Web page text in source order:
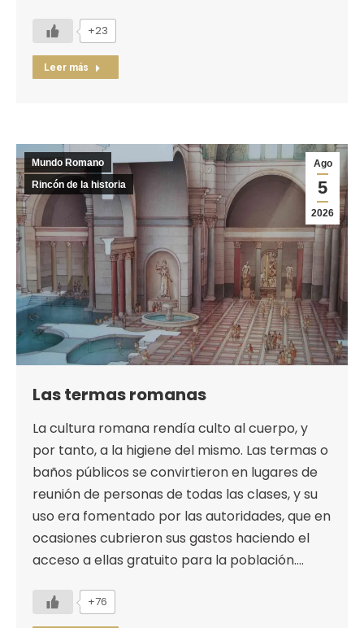
+23
Leer más
Ago
5
2026
Mundo Romano
Rincón de la historia
Las termas romanas
La cultura romana rendía culto al cuerpo, y
por tanto, a la higiene del mismo. Las termas o
baños públicos se convirtieron en lugares de
reunión de personas de todas las clases, y su
uso era fomentado por las autoridades, que en
ocasiones cubrieron sus gastos haciendo el
acceso a ellas gratuito para la población.…
+76